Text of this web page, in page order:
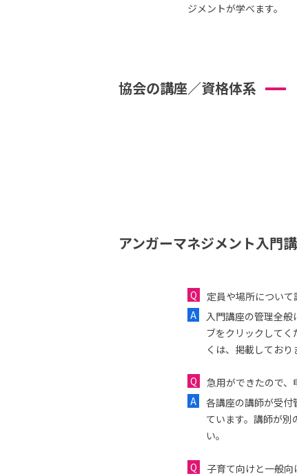
ジメントが学べます。
協会の講座／資格体系
アンガーマネジメント入門
定員や場所につい
入門講座の管理全
ブをクリックして
くは、掲載してお
急用ができたので、
各講座の講師が受付
ています。講師が
い。
子育て向けと一般